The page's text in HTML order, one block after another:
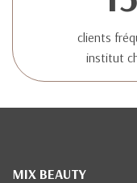
clients
institut
MIX BEAUTY